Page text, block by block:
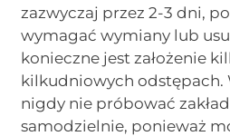
zazwyczaj przez 2-3 dni,
wymagać wymiany lub
konieczne jest założenie
kilkudniowych odstępach.
nigdy nie próbować
samodzielnie, ponieważ